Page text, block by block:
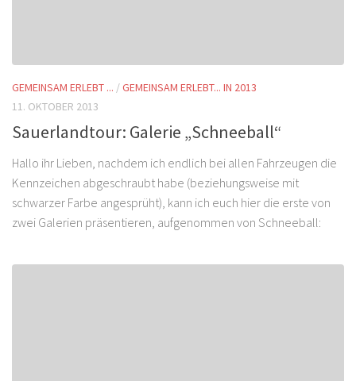
GEMEINSAM ERLEBT ... /GEMEINSAM ERLEBT... IN 2013
11. OKTOBER 2013
Sauerlandtour: Galerie „Schneeball“
Hallo ihr Lieben, nachdem ich endlich bei allen Fahrzeugen die
Kennzeichen abgeschraubt habe (beziehungsweise mit
schwarzer Farbe angesprüht), kann ich euch hier die erste von
zwei Galerien präsentieren, aufgenommen von Schneeball: